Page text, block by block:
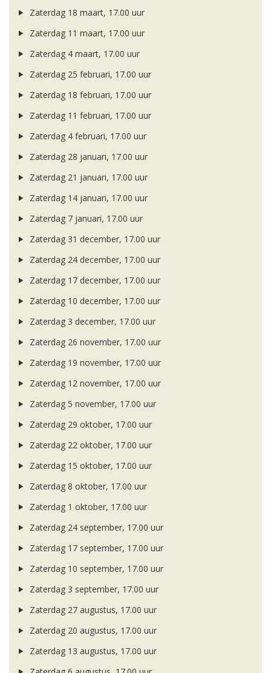
Zaterdag 18 maart, 17.00 uur
Zaterdag 11 maart, 17.00 uur
Zaterdag 4 maart, 17.00 uur
Zaterdag 25 februari, 17.00 uur
Zaterdag 18 februari, 17.00 uur
Zaterdag 11 februari, 17.00 uur
Zaterdag 4 februari, 17.00 uur
Zaterdag 28 januari, 17.00 uur
Zaterdag 21 januari, 17.00 uur
Zaterdag 14 januari, 17.00 uur
Zaterdag 7 januari, 17.00 uur
Zaterdag 31 december, 17.00 uur
Zaterdag 24 december, 17.00 uur
Zaterdag 17 december, 17.00 uur
Zaterdag 10 december, 17.00 uur
Zaterdag 3 december, 17.00 uur
Zaterdag 26 november, 17.00 uur
Zaterdag 19 november, 17.00 uur
Zaterdag 12 november, 17.00 uur
Zaterdag 5 november, 17.00 uur
Zaterdag 29 oktober, 17.00 uur
Zaterdag 22 oktober, 17.00 uur
Zaterdag 15 oktober, 17.00 uur
Zaterdag 8 oktober, 17.00 uur
Zaterdag 1 oktober, 17.00 uur
Zaterdag 24 september, 17.00 uur
Zaterdag 17 september, 17.00 uur
Zaterdag 10 september, 17.00 uur
Zaterdag 3 september, 17.00 uur
Zaterdag 27 augustus, 17.00 uur
Zaterdag 20 augustus, 17.00 uur
Zaterdag 13 augustus, 17.00 uur